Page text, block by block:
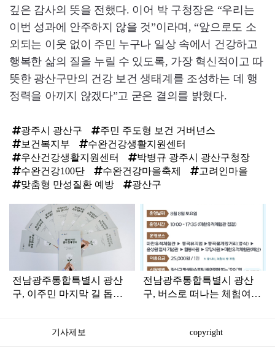
깊은 감사의 뜻을 전했다. 이어 박 구청장은 “우리는
이번 성과에 안주하지 않을 것”이라며, “앞으로도 소
외되는 이웃 없이 주민 누구나 일상 속에서 건강하고
행복한 삶의 질을 누릴 수 있도록, 가장 혁신적이고 따
뜻한 광산구만의 건강 보건 생태계를 조성하는 데 행
정력을 아끼지 않겠다”고 굳은 결의를 밝혔다.
광주시 광산구
주민 주도형 보건 거버넌스
보건복지부
수완건강생활지원센터
우산건강생활지원센터
박병규 광주시 광산구청장
수완건강100단
수완건강마을축제
고려인마을
맞춤형 만성질환 예방
광산구
전남광주통합특별시 광산
구, 이주민 마지막 길 돕는
전남광주통합특별시 광산
구, 버스로 떠나는 체험여
기사제보 copyright